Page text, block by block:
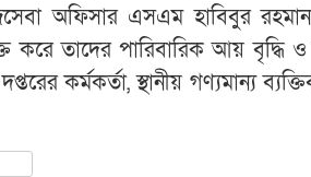
অফিসার এসএম হাবিবুর রহমান
করে তাদের পারিবারিক আয় বৃদ্ধি ও
কর্মকর্তা, স্থানীয় গণ্যমান্য